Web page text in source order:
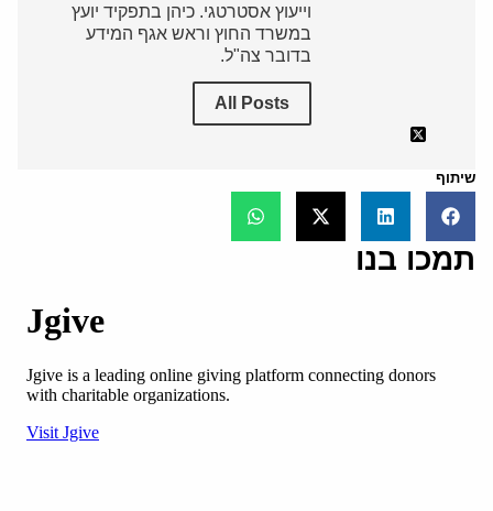
וייעוץ אסטרטגי. כיהן בתפקיד יועץ
במשרד החוץ וראש אגף המידע
בדובר צה"ל.
All Posts
שיתוף
תמכו בנו